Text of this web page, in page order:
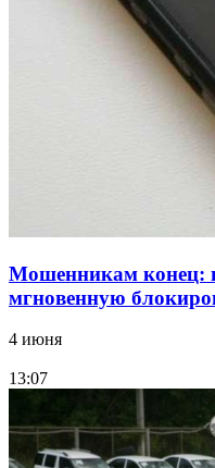
Волгоградские
заключены
Мошенникам конец:
мгновенную
4 июня
13:07